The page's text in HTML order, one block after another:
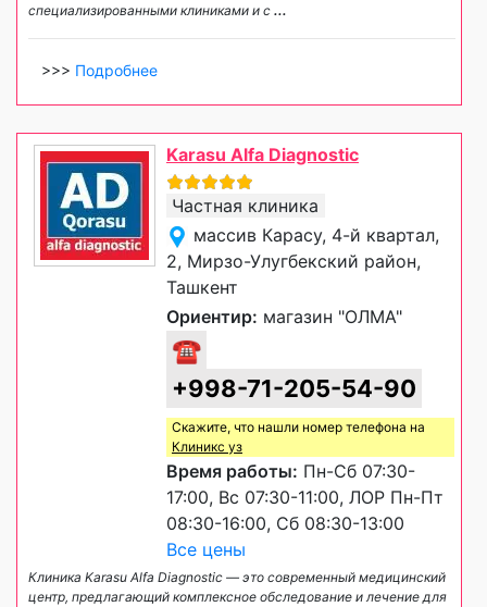
специализированными клиниками и с ...
>>> Подробнее
Karasu Alfa Diagnostic
Частная клиника
массив Карасу, 4-й квартал,
2, Мирзо-Улугбекский район,
Ташкент
Ориентир: магазин "ОЛМА"
☎
+998-71-205-54-90
Скажите, что нашли номер телефона на
Клиникс уз
Время работы: Пн-Сб 07:30-
17:00, Вс 07:30-11:00, ЛОР Пн-Пт
08:30-16:00, Сб 08:30-13:00
Все цены
Клиника Karasu Alfa Diagnostic — это современный медицинский
центр, предлагающий комплексное обследование и лечение для